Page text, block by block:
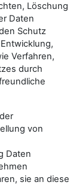
Löschung
Daten
Schutz
Verfahren,
durch
von
Daten
sie an diese